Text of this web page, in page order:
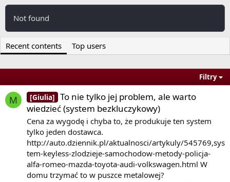
Not found
Recent contents Top users
Filtry
M [Giulia] To nie tylko jej problem, ale warto
wiedzieć (system bezkluczykowy)
Cena za wygodę i chyba to, że produkuje ten system
tylko jeden dostawca.
http://auto.dziennik.pl/aktualnosci/artykuly/545769,sys
tem-keyless-zlodzieje-samochodow-metody-policja-
alfa-romeo-mazda-toyota-audi-volkswagen.html W
domu trzymać to w puszce metalowej?